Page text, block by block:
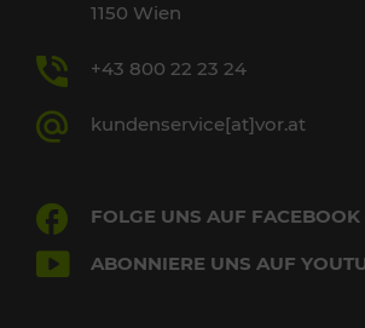
1150 Wien
+43 800 22 23 24
kundenservice[at]vor.at
FOLGE UNS AUF FACEBOOK
ABONNIERE UNS AUF